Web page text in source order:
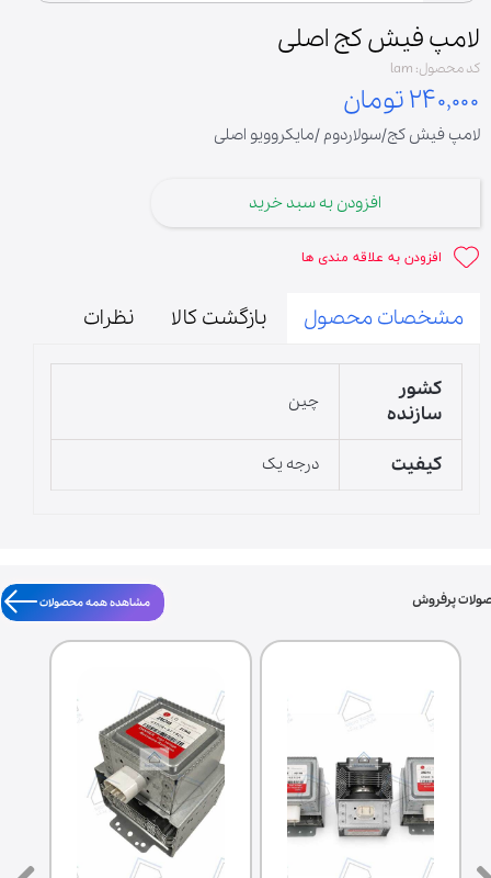
لامپ فیش کج اصلی
کد محصول: lam
۲۴۰,۰۰۰ تومان
لامپ فیش کج/سولاردوم /مایکروویو اصلی
افزودن به سبد خرید
افزودن به علاقه مندی ها
مشخصات محصول بازگشت کالا نظرات
کشور
سازنده
چین
کیفیت درجه یک
مشاهده همه محصولات پرفروش